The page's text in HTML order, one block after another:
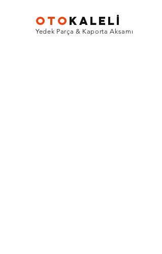
OTO KALELİ
Yedek Parça & Kaporta Aksamı